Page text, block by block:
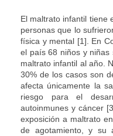
El maltrato infantil tiene
personas que lo
física y mental [1]. En
el país 68 niños y
maltrato infantil al año.
30% de los casos son
afecta únicamente la
riesgo para el
autoinmunes y cáncer
exposición a maltrato
de agotamiento, y su